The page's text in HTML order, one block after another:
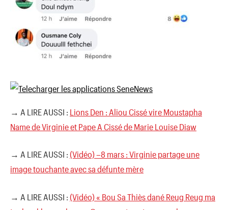
→ A LIRE AUSSI : Lions Den : Aliou Cissé vire Moustapha
Name de Virginie et Pape A Cissé de Marie Louise Diaw
→ A LIRE AUSSI : (Vidéo) –8 mars : Virginie partage une
image touchante avec sa défunte mère
→ A LIRE AUSSI : (Vidéo) « Bou Sa Thiès dané Reug Reug ma